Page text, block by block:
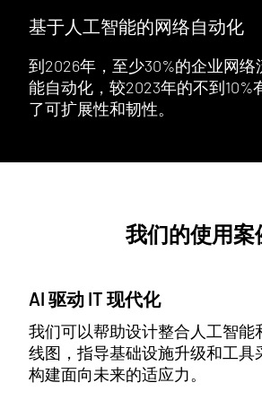
基于人工智能的网络自动化
到2026年，至少30%的企业网络
能自动化，较2023年的不到10%
了可扩展性和韧性。
我们的使用案
AI 驱动 IT 现代化
我们可以帮助设计整合人工智能
线图，指导基础设施升级和工具
构建面向未来的适应力。